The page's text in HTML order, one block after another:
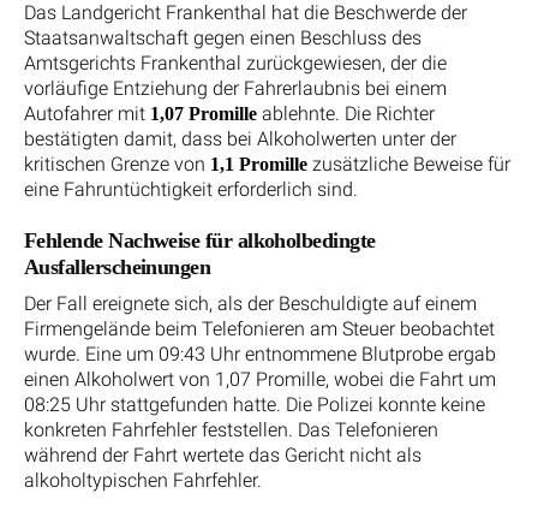
Das Landgericht Frankenthal hat die Beschwerde der
Staatsanwaltschaft gegen einen Beschluss des
Amtsgerichts Frankenthal zurückgewiesen, der die
vorläufige Entziehung der Fahrerlaubnis bei einem
Autofahrer mit 1,07 Promille ablehnte. Die Richter
bestätigten damit, dass bei Alkoholwerten unter der
kritischen Grenze von 1,1 Promille zusätzliche Beweise für
eine Fahruntüchtigkeit erforderlich sind.
Fehlende Nachweise für alkoholbedingte
Ausfallerscheinungen
Der Fall ereignete sich, als der Beschuldigte auf einem
Firmengelände beim Telefonieren am Steuer beobachtet
wurde. Eine um 09:43 Uhr entnommene Blutprobe ergab
einen Alkoholwert von 1,07 Promille, wobei die Fahrt um
08:25 Uhr stattgefunden hatte. Die Polizei konnte keine
konkreten Fahrfehler feststellen. Das Telefonieren
während der Fahrt wertete das Gericht nicht als
alkoholtypischen Fahrfehler.